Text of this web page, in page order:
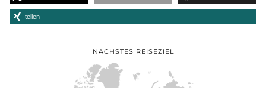
teilen
NÄCHSTES REISEZIEL